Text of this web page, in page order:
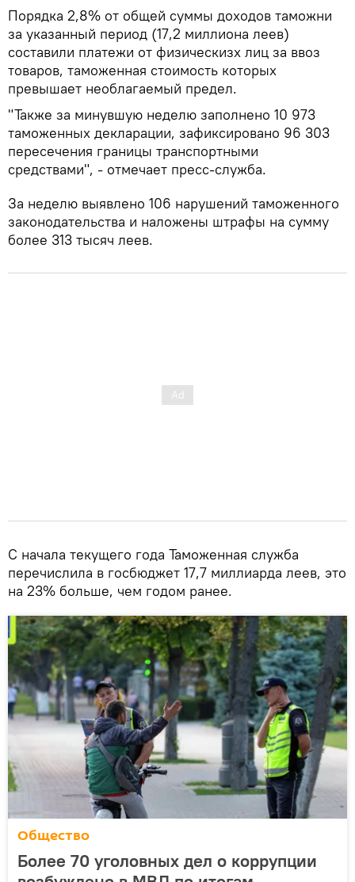
Порядка 2,8% от общей суммы доходов таможни
за указанный период (17,2 миллиона леев)
составили платежи от физическизх лиц за ввоз
товаров, таможенная стоимость которых
превышает необлагаемый предел.
"Также за минувшую неделю заполнено 10 973
таможенных декларации, зафиксировано 96 303
пересечения границы транспортными
средствами", - отмечает пресс-служба.
За неделю выявлено 106 нарушений таможенного
законодательства и наложены штрафы на сумму
более 313 тысяч леев.
С начала текущего года Таможенная служба
перечислила в госбюджет 17,7 миллиарда леев, это
на 23% больше, чем годом ранее.
Общество
Более 70 уголовных дел о коррупции